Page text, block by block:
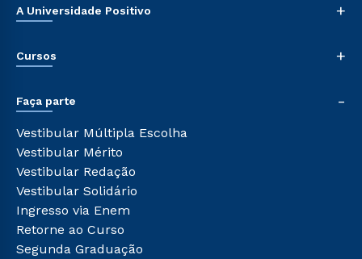
A Universidade Positivo +
Sala de Imprensa
Sou Colaborador
Ética e Integridade
Cursos +
Pós-graduação
Cursos de Medicina
Cursos Livres
Cursos Técnicos
Cursos Profissionalizantes
Faça parte -
Vestibular Múltipla Escolha
Vestibular Mérito
Vestibular Redação
Vestibular Solidário
Ingresso via Enem
Retorne ao Curso
Segunda Graduação